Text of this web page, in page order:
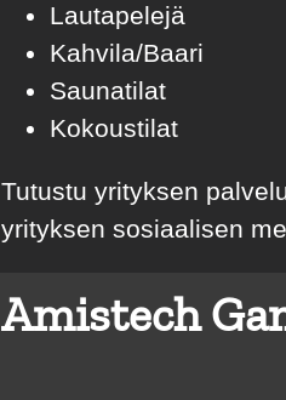
Lautapelejä
Kahvila/Baari
Saunatilat
Kokoustilat
Tutustu yrityksen
yrityksen sosiaalisen
Amistech